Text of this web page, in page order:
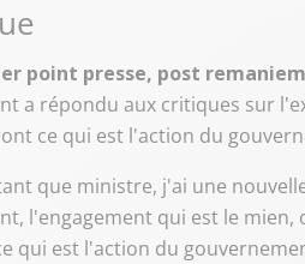
point presse, post
a répondu aux critiques sur
ce qui est l'action du
que ministre, j'ai une
l'engagement qui est le
qui est l'action du